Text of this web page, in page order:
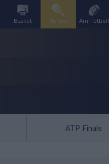
Basket Tennis Am. fotboll
ATP Finals